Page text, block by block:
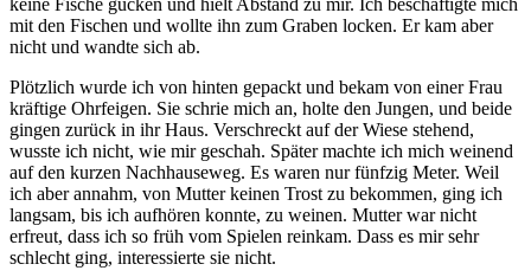
keine Fische gucken und hielt Abstand zu mir. Ich beschäftigte mich
mit den Fischen und wollte ihn zum Graben locken. Er kam aber
nicht und wandte sich ab.
Plötzlich wurde ich von hinten gepackt und bekam von einer Frau
kräftige Ohrfeigen. Sie schrie mich an, holte den Jungen, und beide
gingen zurück in ihr Haus. Verschreckt auf der Wiese stehend,
wusste ich nicht, wie mir geschah. Später machte ich mich weinend
auf den kurzen Nachhauseweg. Es waren nur fünfzig Meter. Weil
ich aber annahm, von Mutter keinen Trost zu bekommen, ging ich
langsam, bis ich aufhören konnte, zu weinen. Mutter war nicht
erfreut, dass ich so früh vom Spielen reinkam. Dass es mir sehr
schlecht ging, interessierte sie nicht.